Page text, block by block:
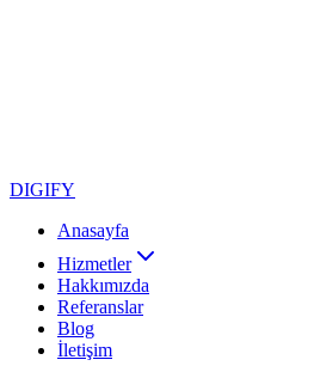
DIGIFY
Anasayfa
Hizmetler
Hakkımızda
Referanslar
Blog
İletişim